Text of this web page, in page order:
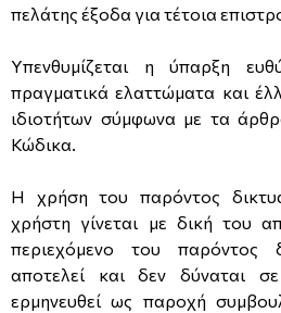
πελάτης έξοδα για τέτοια
Υπενθυμίζεται η ύπαρξη
πραγματικά ελαττώματα και
ιδιοτήτων σύμφωνα με τα
Κώδικα.
Η χρήση του παρόντος
χρήστη γίνεται με δική του
περιεχόμενο του παρόντος
αποτελεί και δεν δύναται
ερμηνευθεί ως παροχή